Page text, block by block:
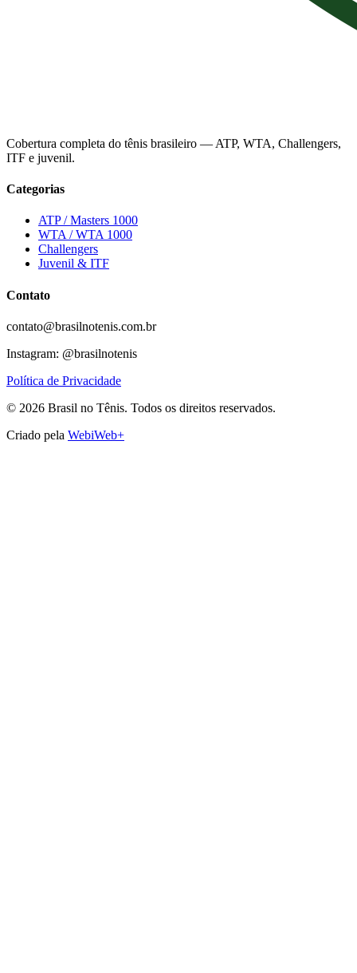
Cobertura completa do tênis brasileiro — ATP, WTA, Challengers,
ITF e juvenil.
Categorias
ATP / Masters 1000
WTA / WTA 1000
Challengers
Juvenil & ITF
Contato
contato@brasilnotenis.com.br
Instagram: @brasilnotenis
Política de Privacidade
© 2026 Brasil no Tênis. Todos os direitos reservados.
Criado pela WebiWeb+